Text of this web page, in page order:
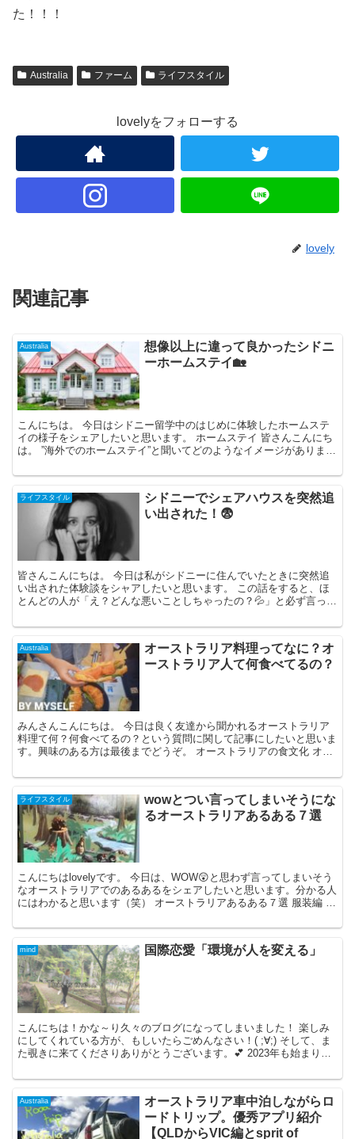
た！！！
Australia ファーム ライフスタイル
lovelyをフォローする
lovely
関連記事
Australia
想像以上に違って良かったシドニ
ーホームステイ🏡
こんにちは。 今日はシドニー留学中のはじめに体験したホームステ
イの様子をシェアしたいと思います。 ホームステイ 皆さんこんにち
は。 ”海外でのホームステイ”と聞いてどのようなイメージがあります
ライフスタイル
シドニーでシェアハウスを突然追
い出された！😨
皆さんこんにちは。 今日は私がシドニーに住んでいたときに突然追
い出された体験談をシャアしたいと思います。 この話をすると、ほ
とんどの人が「え？どんな悪いことしちゃったの？💦」と必ず言って
Australia
オーストラリア料理ってなに？オ
ーストラリア人て何食べてるの？
みんさんこんにちは。 今日は良く友達から聞かれるオーストラリア
料理て何？何食べてるの？という質問に関して記事にしたいと思いま
す。興味のある方は最後までどうぞ。 オーストラリアの食文化 オー
ライフスタイル
wowとつい言ってしまいそうにな
るオーストラリアあるある７選
こんにちはlovelyです。 今日は、WOW😲と思わず言ってしまいそう
なオーストラリアでのあるあるをシェアしたいと思います。分かる人
にはわかると思います（笑） オーストラリアあるある７選 服装編 季
mind 国際恋愛「環境が人を変える」
こんにちは！かな～り久々のブログになってしまいました！ 楽しみ
にしてくれている方が、もしいたらごめんなさい！( ;∀;) そして、ま
た覗きに来てくださりありがとうございます。💕 2023年も始まり、
Australia
オーストラリア車中泊しながらロ
ードトリップ。優秀アプリ紹介
【QLDからVIC編とsprit of